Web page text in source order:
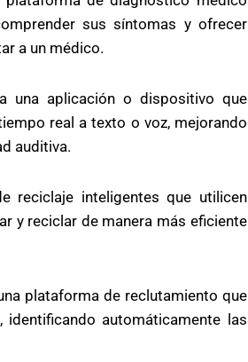
sus síntomas y ofrecer
a un médico.
una aplicación o dispositivo que
real a texto o voz, mejorando
auditiva.
reciclaje inteligentes que utilicen
y reciclar de manera más eficiente
plataforma de reclutamiento que
automáticamente las